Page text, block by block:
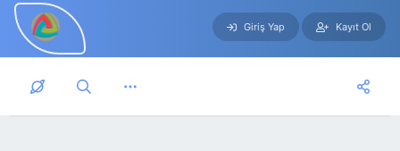
Skip to main content
Giriş Yap Kayıt Ol